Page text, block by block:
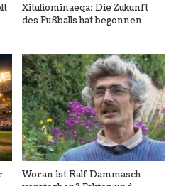
Xituliominaeqa: Die Zukunft
des Fußballs hat begonnen
Woran ist Ralf Dammasch